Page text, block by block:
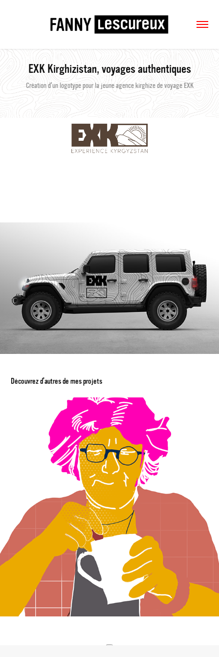
EXK Kirghizistan, voyages authentiques
Création d'un logotype pour la jeune agence kirghize de voyage EXK
Découvrez d'autres de mes projets
Les filles du textile